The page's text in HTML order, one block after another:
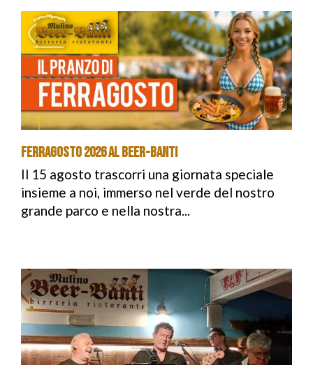
Ferragosto 2026 al Beer-Banti
Il 15 agosto trascorri una giornata speciale
insieme a noi, immerso nel verde del nostro
grande parco e nella nostra...